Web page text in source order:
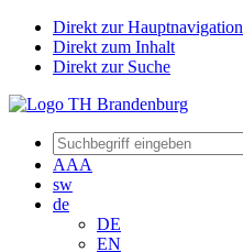
Direkt zur Hauptnavigation
Direkt zum Inhalt
Direkt zur Suche
AAA
sw
de
DE
EN